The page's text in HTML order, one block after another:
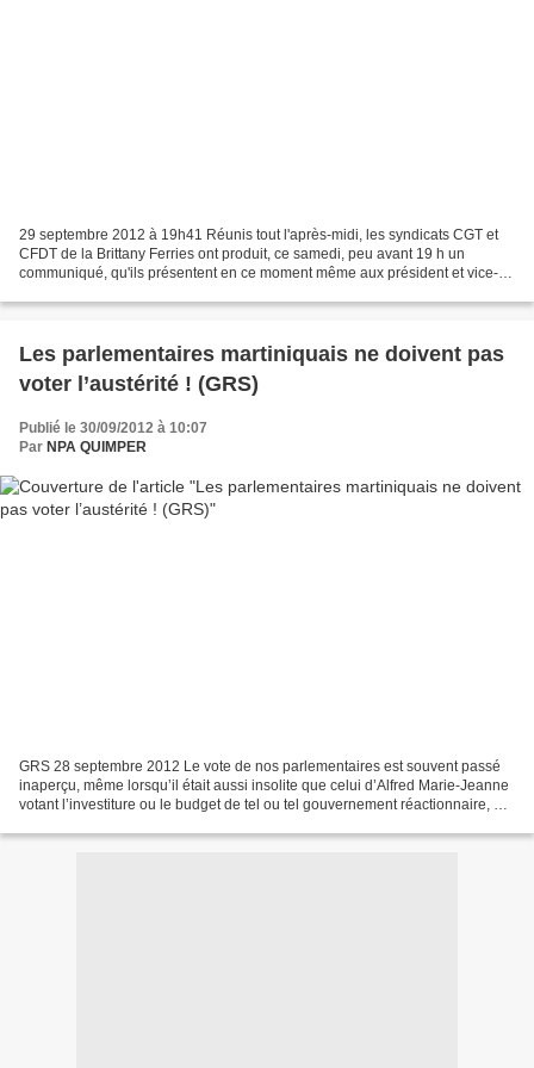
29 septembre 2012 à 19h41 Réunis tout l'après-midi, les syndicats CGT et
CFDT de la Brittany Ferries ont produit, ce samedi, peu avant 19 h un
communiqué, qu'ils présentent en ce moment même aux président et vice-
Les parlementaires martiniquais ne doivent pas
voter l’austérité ! (GRS)
Publié le 30/09/2012 à 10:07
Par NPA QUIMPER
GRS 28 septembre 2012 Le vote de nos parlementaires est souvent passé
inaperçu, même lorsqu’il était aussi insolite que celui d’Alfred Marie-Jeanne
votant l’investiture ou le budget de tel ou tel gouvernement réactionnaire, ou